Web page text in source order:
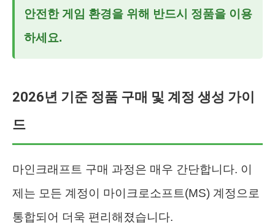
안전한 게임 환경을 위해 반드시 정품을 이용
하세요.
2026년 기준 정품 구매 및 계정 생성 가이
드
마인크래프트 구매 과정은 매우 간단합니다. 이
제는 모든 계정이 마이크로소프트(MS) 계정으로
통합되어 더욱 편리해졌습니다.